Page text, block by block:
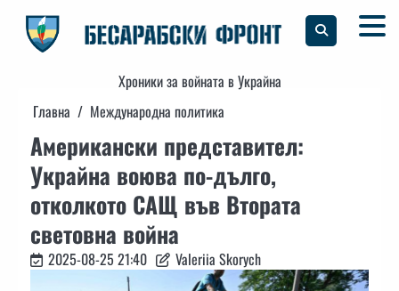
content
Хроники за войната в Украйна
Главна
Международна политика
Американски представител:
Украйна воюва по-дълго,
отколкото САЩ във Втората
световна война
2025-08-25 21:40 Valeriia Skorych